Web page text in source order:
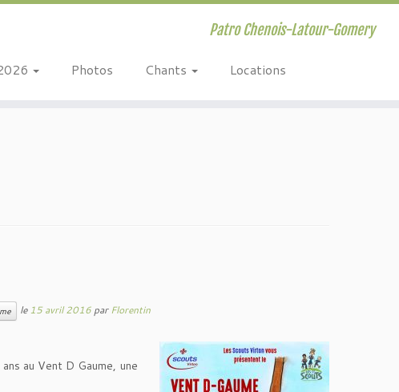
Patro Chenois-Latour-Gomery
Photos Chants Locations
le 15 avril 2016 parFlorentin
au Vent D Gaume, une